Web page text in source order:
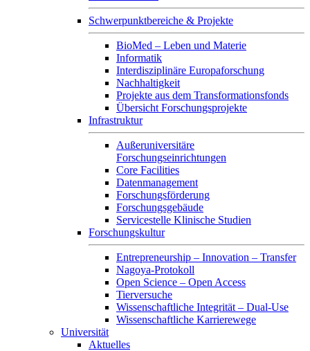
Schwerpunktbereiche & Projekte
BioMed – Leben und Materie
Informatik
Interdisziplinäre Europaforschung
Nachhaltigkeit
Projekte aus dem Transformationsfonds
Übersicht Forschungsprojekte
Infrastruktur
Außeruniversitäre
Forschungseinrichtungen
Core Facilities
Datenmanagement
Forschungsförderung
Forschungsgebäude
Servicestelle Klinische Studien
Forschungskultur
Entrepreneurship – Innovation – Transfer
Nagoya-Protokoll
Open Science – Open Access
Tierversuche
Wissenschaftliche Integrität – Dual-Use
Wissenschaftliche Karrierewege
Universität
Aktuelles